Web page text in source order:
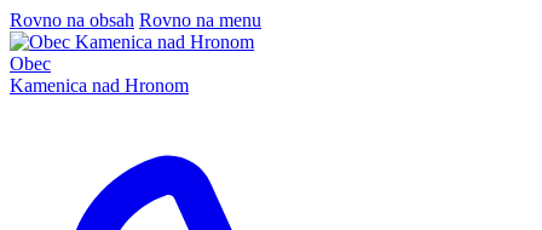
Rovno na obsah Rovno na menu
Obec
Kamenica nad Hronom